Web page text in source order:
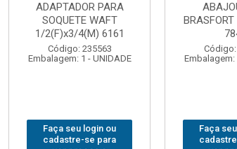
ABAJOUR LED
BRASFORT COB MESA
7844
Código: 310379
Embalagem: 1 - UNIDADE
Faça seu login ou
cadastre-se para
Faça